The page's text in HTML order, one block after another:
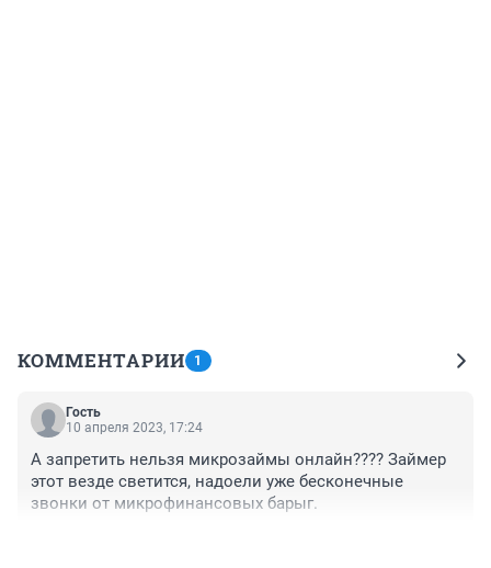
КОММЕНТАРИИ 1
Гость
10 апреля 2023, 17:24
А запретить нельзя микрозаймы онлайн???? Займер
этот везде светится, надоели уже бесконечные
звонки от микрофинансовых барыг.